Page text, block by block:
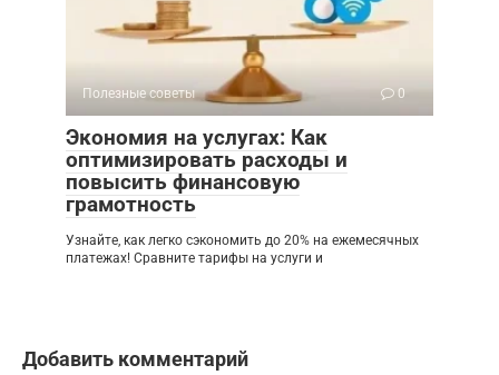
Полезные советы 0
Экономия на услугах: Как
оптимизировать расходы и
повысить финансовую
грамотность
Узнайте, как легко сэкономить до 20% на ежемесячных
платежах! Сравните тарифы на услуги и
Добавить комментарий